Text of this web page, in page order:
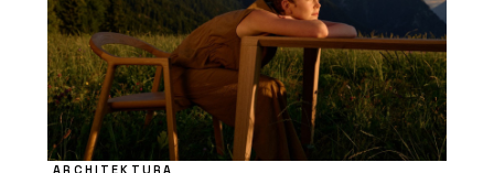
ARCHITEKTURA